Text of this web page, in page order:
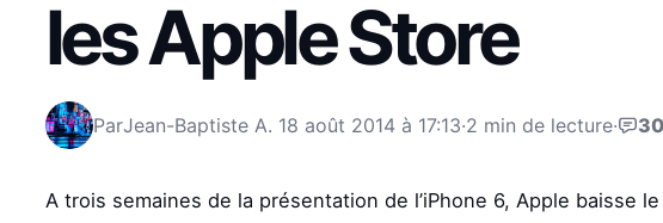
les Apple Store
ParJean-Baptiste A. 18 août 2014 à 17:13·2 min de lecture· 30
A trois semaines de la présentation de l’iPhone 6, Apple baisse